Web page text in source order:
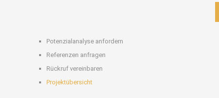
Potenzialanalyse anfordern
Referenzen anfragen
Rückruf vereinbaren
Projektübersicht